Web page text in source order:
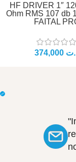
HF DRIVER 1″
Ohm RMS 107 db
FAITAL